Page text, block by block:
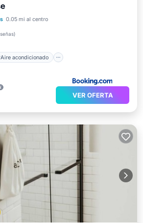
0.05 mi al centro
)
Aire acondicionado
Aire acondicionado
Apto para niños
VER OFERTA